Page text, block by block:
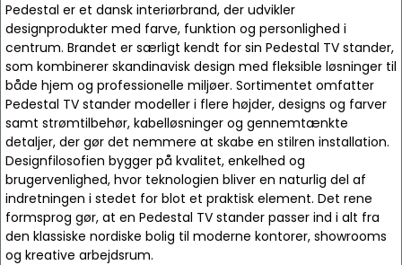
Pedestal er et dansk interiørbrand, der udvikler
designprodukter med farve, funktion og personlighed i
centrum. Brandet er særligt kendt for sin Pedestal TV stander,
som kombinerer skandinavisk design med fleksible løsninger til
både hjem og professionelle miljøer. Sortimentet omfatter
Pedestal TV stander modeller i flere højder, designs og farver
samt strømtilbehør, kabelløsninger og gennemtænkte
detaljer, der gør det nemmere at skabe en stilren installation.
Designfilosofien bygger på kvalitet, enkelhed og
brugervenlighed, hvor teknologien bliver en naturlig del af
indretningen i stedet for blot et praktisk element. Det rene
formsprog gør, at en Pedestal TV stander passer ind i alt fra
den klassiske nordiske bolig til moderne kontorer, showrooms
og kreative arbejdsrum.